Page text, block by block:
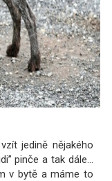
jedině nějakého
pinče a tak dále…
v bytě a máme to